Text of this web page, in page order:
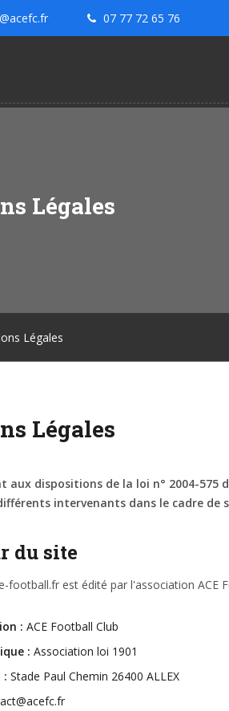
07 77 72 65 76
Légales
Légales
Légales
aux dispositions de la loi n° 2004-575
intervenants dans le cadre de
du site
football.fr est édité par l'association ACE
: ACE Football Club
: Association loi 1901
: Stade Paul Chemin 26400 ALLEX